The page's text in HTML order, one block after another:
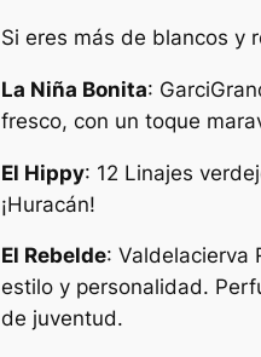
Si eres más de blancos y
La Niña Bonita:
fresco, con un toque
El Hippy: 12 Linajes
¡Huracán!
El Rebelde: Valdelacierva
estilo y personalidad.
de juventud.